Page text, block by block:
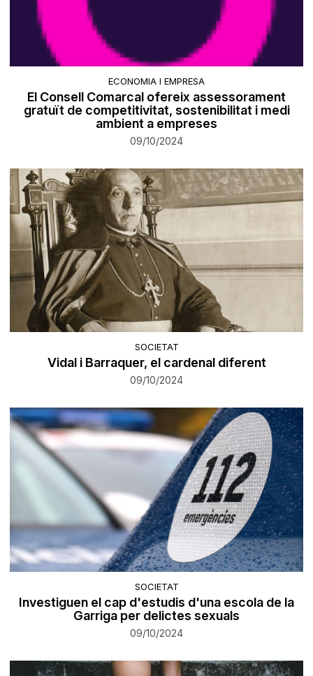
ECONOMIA I EMPRESA
El Consell Comarcal ofereix assessorament
gratuït de competitivitat, sostenibilitat i medi
ambient a empreses
09/10/2024
SOCIETAT
Vidal i Barraquer, el cardenal diferent
09/10/2024
SOCIETAT
Investiguen el cap d'estudis d'una escola de la
Garriga per delictes sexuals
09/10/2024